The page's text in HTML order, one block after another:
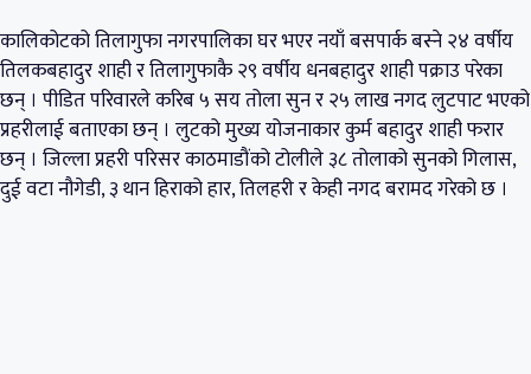
कालिकोटको तिलागुफा नगरपालिका घर भएर नयाँ बसपार्क बस्ने २४ वर्षीय
तिलकबहादुर शाही र तिलागुफाकै २९ वर्षीय धनबहादुर शाही पक्राउ परेका
छन् ।​ पीडित परिवारले करिब ५ सय तोला सुन र २५ लाख नगद लुटपाट भएको
प्रहरीलाई बताएका छन् । लुटको मुख्य योजनाकार कुर्म बहादुर शाही फरार
छन् । जिल्ला प्रहरी परिसर काठमाडौंको टोलीले ३८ तोलाको सुनको गिलास,
दुई वटा नौगेडी, ३ थान हिराको हार, तिलहरी र केही नगद बरामद गरेको छ ।